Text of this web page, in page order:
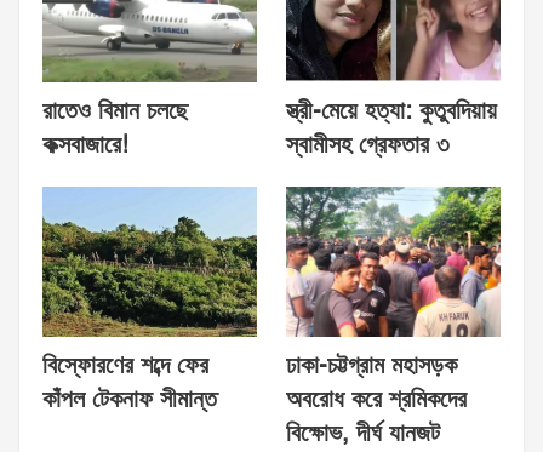
রাতেও বিমান চলছে
কক্সবাজারে!
স্ত্রী-মেয়ে হত্যা: কুতুবদিয়ায়
স্বামীসহ গ্রেফতার ৩
বিস্ফোরণের শব্দে ফের
কাঁপল টেকনাফ সীমান্ত
ঢাকা-চট্টগ্রাম মহাসড়ক
অবরোধ করে শ্রমিকদের
বিক্ষোভ, দীর্ঘ যানজট